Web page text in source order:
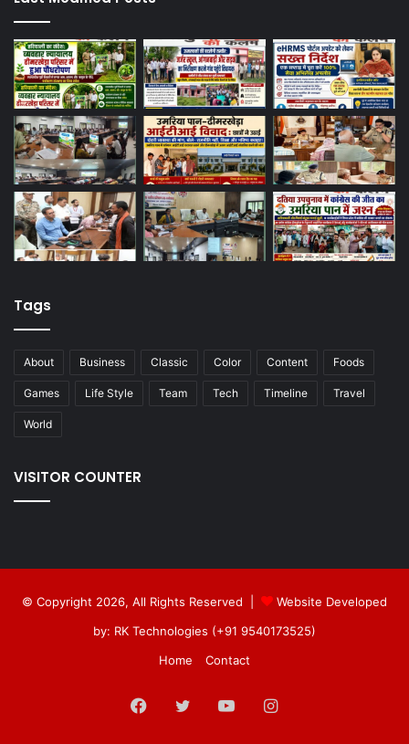
Tags
About Business Classic Color Content Foods
Games Life Style Team Tech Timeline Travel
World
VISITOR COUNTER
© Copyright 2026, All Rights Reserved |
Website Developed
by: RK Technologies (+91 9540173525)
Home
Contact
Facebook
Twitter YouTubeInstagram